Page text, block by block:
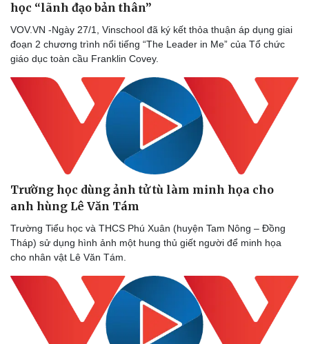
Doanh nghiệp
Thông tin doanh nghiệp
Doanh nghiệp 24h
Doanh nhân
Vì cộng đồng
Công nghệ
Sành điệu
Tin Công nghệ
Trải nghiệm
Chuyển đổi số
học “lãnh đạo bản thân”
VOV.VN -Ngày 27/1, Vinschool đã ký kết thỏa thuận áp dụng giai
đoạn 2 chương trình nổi tiếng “The Leader in Me” của Tổ chức
giáo dục toàn cầu Franklin Covey.
Trường học dùng ảnh tử tù làm minh họa cho
anh hùng Lê Văn Tám
Trường Tiểu học và THCS Phú Xuân (huyện Tam Nông – Đồng
Tháp) sử dụng hình ảnh một hung thủ giết người để minh họa
cho nhân vật Lê Văn Tám.